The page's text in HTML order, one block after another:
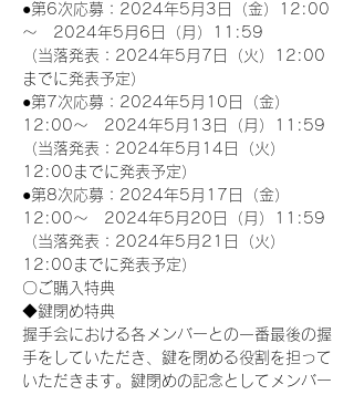
●第6次応募：2024年5月3日（金）12:00
～　2024年5月6日（月）11:59
（当落発表：2024年5月7日（火）12:00
までに発表予定）
●第7次応募：2024年5月10日（金）
12:00～　2024年5月13日（月）11:59
（当落発表：2024年5月14日（火）
12:00までに発表予定）
●第8次応募：2024年5月17日（金）
12:00～　2024年5月20日（月）11:59
（当落発表：2024年5月21日（火）
12:00までに発表予定）
〇ご購入特典
◆鍵閉め特典
握手会における各メンバーとの一番最後の握
手をしていただき、鍵を閉める役割を担って
いただきます。鍵閉めの記念としてメンバー